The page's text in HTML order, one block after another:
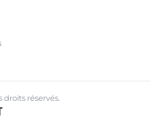
droits réservés.